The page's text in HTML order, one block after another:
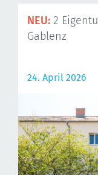
NEU: 2
Gablenz
24. April 2026